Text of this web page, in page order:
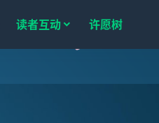
读者互动 许愿树